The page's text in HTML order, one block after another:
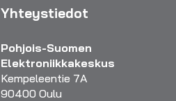
Yhteystiedot
Pohjois-Suomen
Elektroniikkakeskus
Kempeleentie 7A
90400 Oulu